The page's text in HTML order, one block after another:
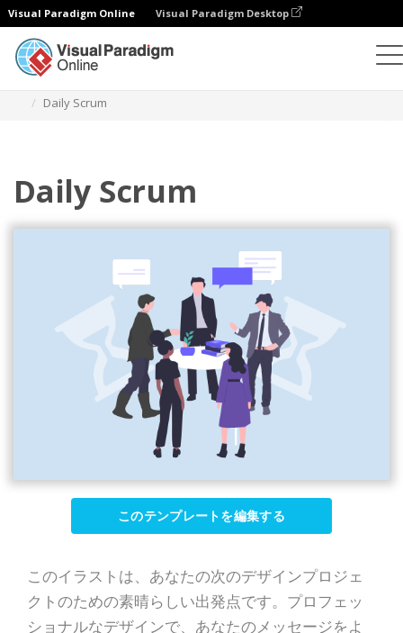
Visual Paradigm Online Visual Paradigm Desktop
Daily Scrum
Daily Scrum
このテンプレートを編集する
このイラストは、あなたの次のデザインプロジェ
クトのための素晴らしい出発点です。プロフェッ
ショナルなデザインで、あなたのメッセージをよ